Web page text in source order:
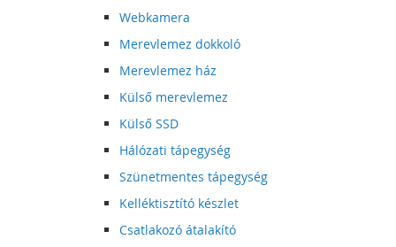
Webkamera
Merevlemez dokkoló
Merevlemez ház
Külső merevlemez
Külső SSD
Hálózati tápegység
Szünetmentes tápegység
Kelléktisztító készlet
Csatlakozó átalakító